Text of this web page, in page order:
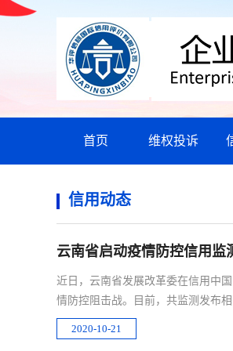
首页 维权投诉
信用动态
云南省启动疫情防控信用监
近日，云南省发展改革委在信用中
情防控阻击战。目前，共监测发布
2020-10-21